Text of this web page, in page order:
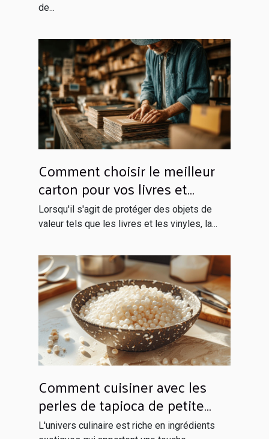
de...
Comment choisir le meilleur
carton pour vos livres et
vinyles
Lorsqu'il s'agit de protéger des objets de
valeur tels que les livres et les vinyles, la...
Comment cuisiner avec les
perles de tapioca de petite
taille
L'univers culinaire est riche en ingrédients